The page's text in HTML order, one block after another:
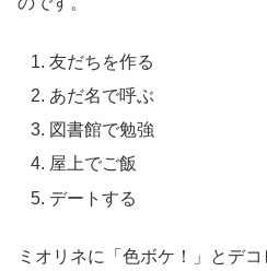
友だちを作る
あだ名で呼ぶ
図書館で勉強
屋上でご飯
デートする
ミオリネに「色ボケ！」とデコ